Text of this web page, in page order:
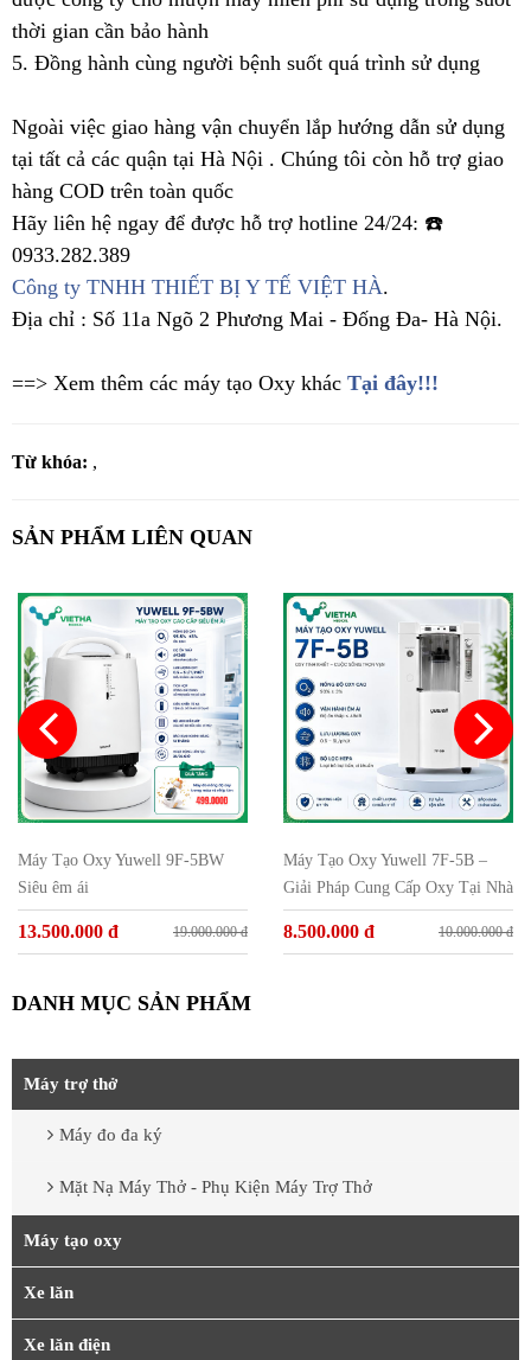
thời gian cần bảo hành
5. Đồng hành cùng người bệnh suốt quá trình sử dụng
Ngoài việc giao hàng vận chuyển lắp hướng dẫn sử dụng
tại tất cả các quận tại Hà Nội . Chúng tôi còn hỗ trợ giao
hàng COD trên toàn quốc
Hãy liên hệ ngay để được hỗ trợ hotline 24/24: ☎️
0933.282.389
Công ty TNHH THIẾT BỊ Y TẾ VIỆT HÀ.
Địa chỉ : Số 11a Ngõ 2 Phương Mai - Đống Đa- Hà Nội.
==> Xem thêm các máy tạo Oxy khác Tại đây!!!
Từ khóa: ,
SẢN PHẨM LIÊN QUAN
Máy Tạo Oxy Yuwell 9F-5BW
Siêu êm ái
13.500.000 đ 19.000.000 đ
Máy Tạo Oxy Yuwell 7F-5B –
Giải Pháp Cung Cấp Oxy Tại Nhà
Hiệu Quả Cho Người Bệnh
8.500.000 đ 10.000.000 đ
DANH MỤC SẢN PHẨM
Máy trợ thở
Máy đo đa ký
Mặt Nạ Máy Thở - Phụ Kiện Máy Trợ Thở
Máy tạo oxy
Xe lăn
Xe lăn điện